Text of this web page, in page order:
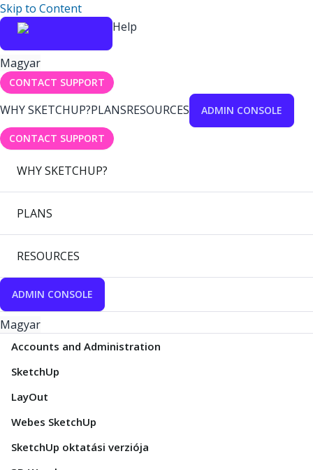
Skip to Content
Help
Magyar
CONTACT SUPPORT
WHY SKETCHUP?PLANSRESOURCES ADMIN CONSOLE
CONTACT SUPPORT
WHY SKETCHUP?
PLANS
RESOURCES
ADMIN CONSOLE
Magyar
Accounts and Administration
SketchUp
LayOut
Webes SketchUp
SketchUp oktatási verziója